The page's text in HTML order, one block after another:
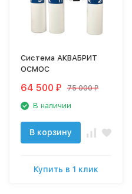
Система АКВАБРИТ
ОСМОС
64 500 ₽ 75 000 ₽
В наличии
В корзину
Купить в 1 клик